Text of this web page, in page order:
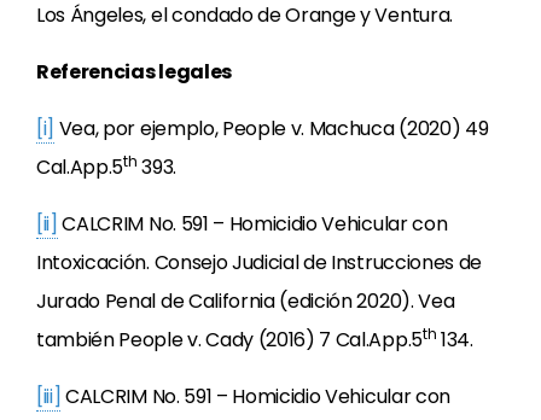
Los Ángeles, el condado de Orange y Ventura.
Referencias legales
[i] Vea, por ejemplo, People v. Machuca (2020) 49
Cal.App.5th 393.
[ii] CALCRIM No. 591 – Homicidio Vehicular con
Intoxicación. Consejo Judicial de Instrucciones de
Jurado Penal de California (edición 2020). Vea
también People v. Cady (2016) 7 Cal.App.5th 134.
[iii] CALCRIM No. 591 – Homicidio Vehicular con